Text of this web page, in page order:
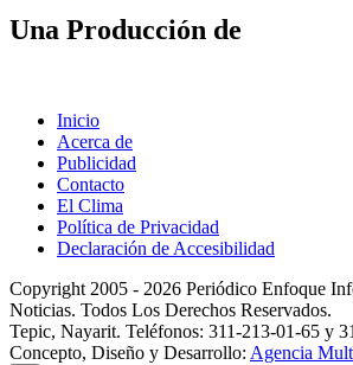
Una Producción de
Inicio
Acerca de
Publicidad
Contacto
El Clima
Política de Privacidad
Declaración de Accesibilidad
Copyright 2005 - 2026 Periódico Enfoque
Noticias. Todos Los Derechos Reservados.
Tepic, Nayarit. Teléfonos: 311-213-01-65 y
Concepto, Diseño y Desarrollo: Agencia